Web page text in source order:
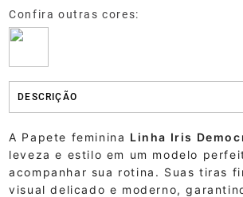
DESCRIÇÃO
A Papete feminina Linha Iris
leveza e estilo em um modelo
acompanhar sua rotina. Suas tiras
visual delicado e moderno,